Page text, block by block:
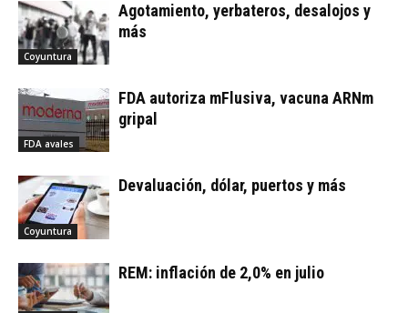
Coyuntura
Agotamiento, yerbateros, desalojos y
más
FDA avales
FDA autoriza mFlusiva, vacuna ARNm
gripal
Coyuntura
Devaluación, dólar, puertos y más
REM: inflación de 2,0% en julio